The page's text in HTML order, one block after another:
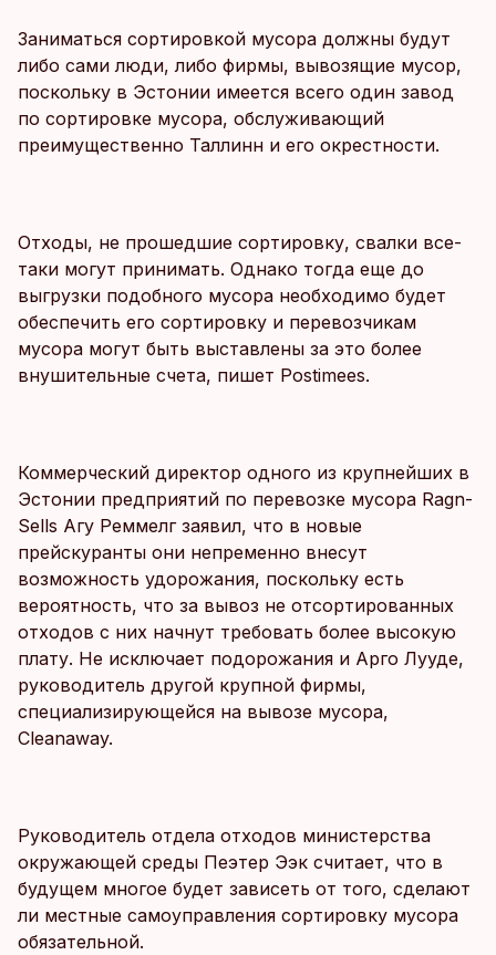
Заниматься сортировкой мусора должны будут
либо сами люди, либо фирмы, вывозящие мусор,
поскольку в Эстонии имеется всего один завод
по сортировке мусора, обслуживающий
преимущественно Таллинн и его окрестности.
Отходы, не прошедшие сортировку, свалки все-
таки могут принимать. Однако тогда еще до
выгрузки подобного мусора необходимо будет
обеспечить его сортировку и перевозчикам
мусора могут быть выставлены за это более
внушительные счета, пишет Postimees.
Коммерческий директор одного из крупнейших в
Эстонии предприятий по перевозке мусора Ragn-
Sells Агу Реммелг заявил, что в новые
прейскуранты они непременно внесут
возможность удорожания, поскольку есть
вероятность, что за вывоз не отсортированных
отходов с них начнут требовать более высокую
плату. Не исключает подорожания и Арго Лууде,
руководитель другой крупной фирмы,
специализирующейся на вывозе мусора,
Cleanaway.
Руководитель отдела отходов министерства
окружающей среды Пеэтер Ээк считает, что в
будущем многое будет зависеть от того, сделают
ли местные самоуправления сортировку мусора
обязательной.